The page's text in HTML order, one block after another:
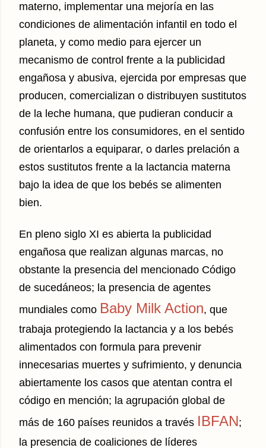
materno, implementar una mejoría en las
condiciones de alimentación infantil en todo el
planeta, y como medio para ejercer un
mecanismo de control frente a la publicidad
engañosa y abusiva, ejercida por empresas que
producen, comercializan o distribuyen sustitutos
de la leche humana, que pudieran conducir a
confusión entre los consumidores, en el sentido
de orientarlos a equiparar, o darles prelación a
estos sustitutos frente a la lactancia materna
bajo la idea de que los bebés se alimenten
bien.
En pleno siglo XI es abierta la publicidad
engañosa que realizan algunas marcas, no
obstante la presencia del mencionado Código
de sucedáneos; la presencia de agentes
mundiales como Baby Milk Action, que
trabaja protegiendo la lactancia y a los bebés
alimentados con formula para prevenir
innecesarias muertes y sufrimiento, y denuncia
abiertamente los casos que atentan contra el
código en mención; la agrupación global de
más de 160 países reunidos a través IBFAN;
la presencia de coaliciones de líderes